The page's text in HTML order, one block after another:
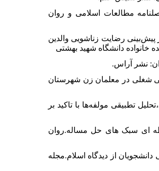
. فصلنامه مطالعات اسلامی و روان
صبر و مؤلفه‌های آن در پیش‌بینی رضایت زناشویی والدین
دانشگاه شهید بهشتی
شغلی در معلمان زن شهرستان
سازمان‌های آموزشی،تحلیل تطبیقی مولفه‌ها با تاکید بر
نقش واسطه ای سبک های حل مساله.روان
های روان شناختی دانشجویان از دیدگاه اسلام.مجله